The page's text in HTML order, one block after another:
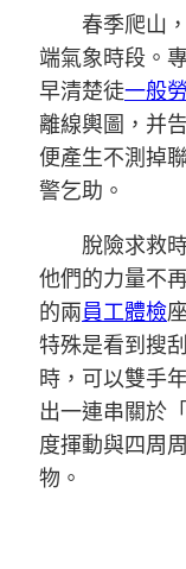
春季爬山
端氣象時段。
早清楚徒一般
離線輿圖，并
便產生不測掉
警乞助。
脫險求救
他們的力量不
的兩員工體檢
特殊是看到搜
時，可以雙手
出一連串關於
度揮動與四周
物。